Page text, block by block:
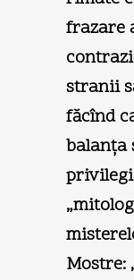
frazare
stranii
făcînd
balanţa
Mostre: